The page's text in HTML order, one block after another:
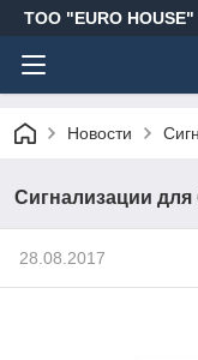
ТОО "EURO HOUSE"
Новости
Сигнализации для
28.08.2017